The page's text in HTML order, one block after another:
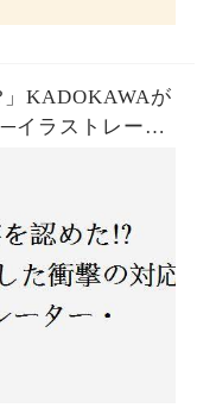
」KADOKAWAが
イラストレータ